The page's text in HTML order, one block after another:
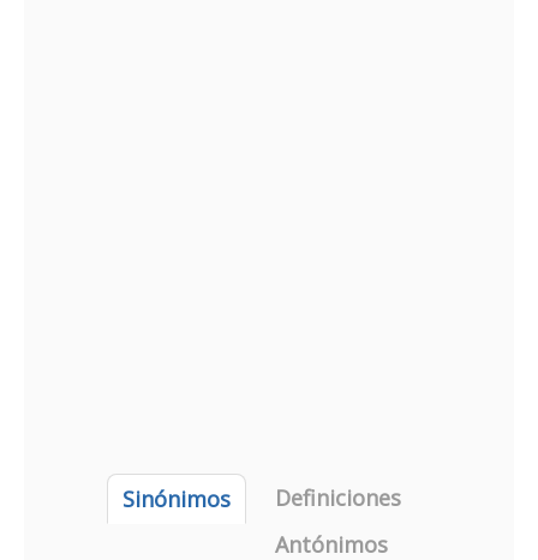
Sinónimos
Definiciones
Antónimos